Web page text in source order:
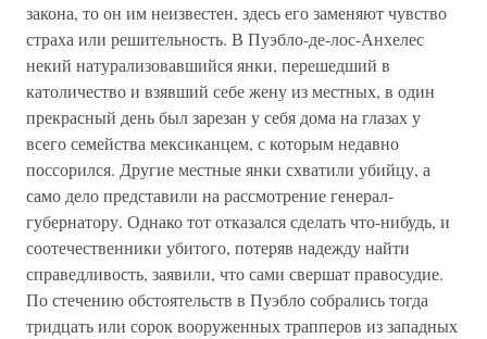
закона, то он им неизвестен, здесь его заменяют чувство
страха или решительность. В Пуэбло-де-лос-Анхелес
некий натурализовавшийся янки, перешедший в
католичество и взявший себе жену из местных, в один
прекрасный день был зарезан у себя дома на глазах у
всего семейства мексиканцем, с которым недавно
поссорился. Другие местные янки схватили убийцу, а
само дело представили на рассмотрение генерал-
губернатору. Однако тот отказался сделать что-нибудь, и
соотечественники убитого, потеряв надежду найти
справедливость, заявили, что сами свершат правосудие.
По стечению обстоятельств в Пуэбло собрались тогда
тридцать или сорок вооруженных трапперов из западных